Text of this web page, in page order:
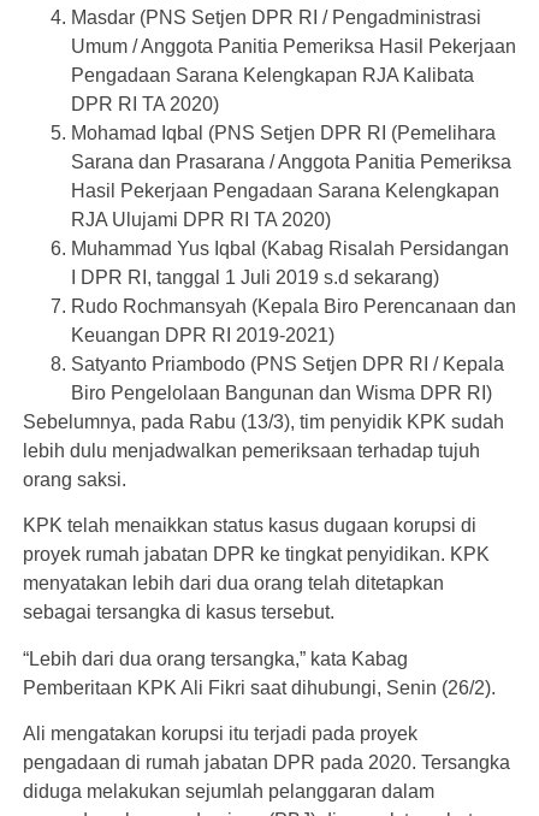
Masdar (PNS Setjen DPR RI / Pengadministrasi
Umum / Anggota Panitia Pemeriksa Hasil Pekerjaan
Pengadaan Sarana Kelengkapan RJA Kalibata
DPR RI TA 2020)
Mohamad Iqbal (PNS Setjen DPR RI (Pemelihara
Sarana dan Prasarana / Anggota Panitia Pemeriksa
Hasil Pekerjaan Pengadaan Sarana Kelengkapan
RJA Ulujami DPR RI TA 2020)
Muhammad Yus Iqbal (Kabag Risalah Persidangan
I DPR RI, tanggal 1 Juli 2019 s.d sekarang)
Rudo Rochmansyah (Kepala Biro Perencanaan dan
Keuangan DPR RI 2019-2021)
Satyanto Priambodo (PNS Setjen DPR RI / Kepala
Biro Pengelolaan Bangunan dan Wisma DPR RI)
Sebelumnya, pada Rabu (13/3), tim penyidik KPK sudah
lebih dulu menjadwalkan pemeriksaan terhadap tujuh
orang saksi.
KPK telah menaikkan status kasus dugaan korupsi di
proyek rumah jabatan DPR ke tingkat penyidikan. KPK
menyatakan lebih dari dua orang telah ditetapkan
sebagai tersangka di kasus tersebut.
“Lebih dari dua orang tersangka,” kata Kabag
Pemberitaan KPK Ali Fikri saat dihubungi, Senin (26/2).
Ali mengatakan korupsi itu terjadi pada proyek
pengadaan di rumah jabatan DPR pada 2020. Tersangka
diduga melakukan sejumlah pelanggaran dalam